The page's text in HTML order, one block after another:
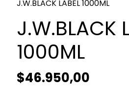
J.W.BLACK LABEL 1000ML
J.W.BLACK
1000ML
$46.950,00